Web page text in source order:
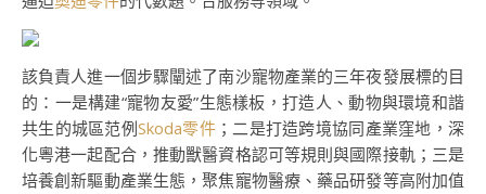
該負責人進一個步驟闡述了南沙寵物產業的三年夜發展標的目
的：一是構建“寵物友愛”生態樣板，打造人、動物與環境和諧
共生的城區范例Skoda零件；二是打造跨境協同產業窪地，深
化粵港一起配合，推動獸醫資格認可等規則與國際接軌；三是
培養創新驅動產業生態，聚焦寵物醫療、藥品研發等高附加值